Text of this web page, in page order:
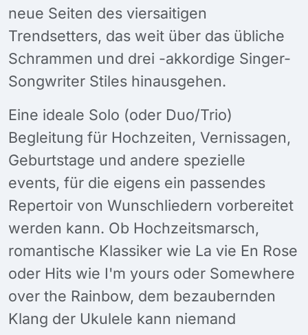
neue Seiten des viersaitigen
Trendsetters, das weit über das übliche
Schrammen und drei -akkordige Singer-
Songwriter Stiles hinausgehen.
Eine ideale Solo (oder Duo/Trio)
Begleitung für Hochzeiten, Vernissagen,
Geburtstage und andere spezielle
events, für die eigens ein passendes
Repertoir von Wunschliedern vorbereitet
werden kann. Ob Hochzeitsmarsch,
romantische Klassiker wie La vie En Rose
oder Hits wie I'm yours oder Somewhere
over the Rainbow, dem bezaubernden
Klang der Ukulele kann niemand